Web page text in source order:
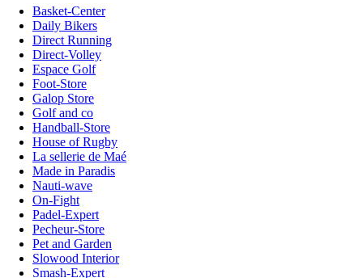
Basket-Center
Daily Bikers
Direct Running
Direct-Volley
Espace Golf
Foot-Store
Galop Store
Golf and co
Handball-Store
House of Rugby
La sellerie de Maé
Made in Paradis
Nauti-wave
On-Fight
Padel-Expert
Pecheur-Store
Pet and Garden
Slowood Interior
Smash-Expert